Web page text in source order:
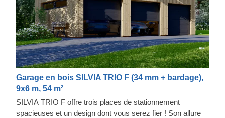
Garage en bois SILVIA TRIO F (34 mm + bardage),
9x6 m, 54 m²
SILVIA TRIO F offre trois places de stationnement
spacieuses et un design dont vous serez fier ! Son allure